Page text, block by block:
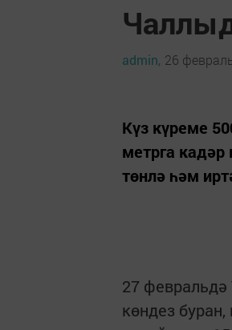
admin, 26
Күз күреме
метрга
төнлә һәм
27 февральдә
көндез